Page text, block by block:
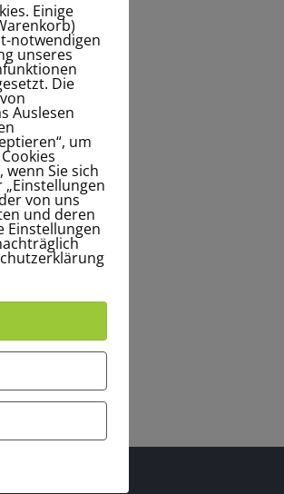
und
das
Einige
notwendigen
unseres
Die
Auslesen
um
wenn Sie sich
von uns
und deren
Einstellungen